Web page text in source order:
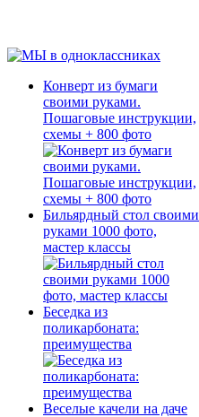
Конверт из бумаги
своими руками.
Пошаговые инструкции,
схемы + 800 фото
Бильярдный стол своими
руками 1000 фото,
мастер классы
Беседка из
поликарбоната:
преимущества
Веселые качели на даче